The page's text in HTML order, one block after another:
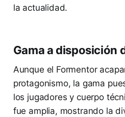
la actualidad.
Gama a disposición
Aunque el Formentor
protagonismo, la gama
los jugadores y cuerpo
fue amplia, mostrando la